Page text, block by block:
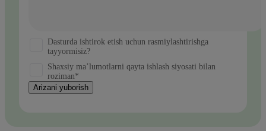
Dasturda ishtirok etish uchun rasmiylashtirishga
tayyormisiz?
Shaxsiy ma’lumotlarni qayta ishlash siyosati bilan
roziman*
Arizani yuborish